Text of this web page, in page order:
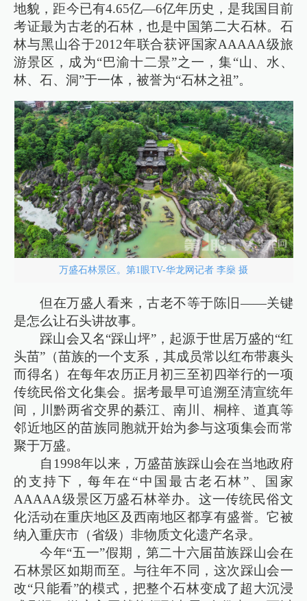
地貌，距今已有4.65亿—6亿年历史，是我国目前
考证最为古老的石林，也是中国第二大石林。石
林与黑山谷于2012年联合获评国家AAAAA级旅
游景区，成为“巴渝十二景”之一，集“山、水、
林、石、洞”于一体，被誉为“石林之祖”。
万盛石林景区。第1眼TV-华龙网记者 李燊 摄
但在万盛人看来，古老不等于陈旧——关键
是怎么让石头讲故事。
踩山会又名“踩山坪”，起源于世居万盛的“红
头苗”（苗族的一个支系，其成员常以红布带裹头
而得名）在每年农历正月初三至初四举行的一项
传统民俗文化集会。据考最早可追溯至清宣统年
间，川黔两省交界的綦江、南川、桐梓、道真等
邻近地区的苗族同胞就开始为参与这项集会而常
聚于万盛。
自1998年以来，万盛苗族踩山会在当地政府
的支持下，每年在“中国最古老石林”、国家
AAAAA级景区万盛石林举办。这一传统民俗文
化活动在重庆地区及西南地区都享有盛誉。它被
纳入重庆市（省级）非物质文化遗产名录。
今年“五一”假期，第二十六届苗族踩山会在
石林景区如期而至。与往年不同，这次踩山会一
改“只能看”的模式，把整个石林变成了超大沉浸